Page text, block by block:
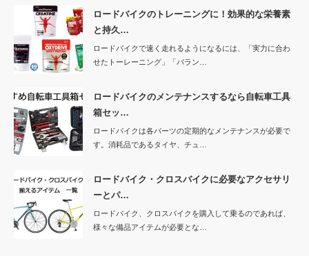
ロードバイクのトレーニングに！効果的な栄養素
と持久…
ロードバイクで速く走れるようになるには、「実力に合わ
せたトーレーニング」「バラン…
ロードバイクのメンテナンスするなら自転車工具
箱セッ…
ロードバイクは各パーツの定期的なメンテナンスが必要で
す。消耗品であるタイヤ、チュ…
ロードバイク・クロスバイクに必要なアクセサリ
ーとパ…
ロードバイク、クロスバイクを購入して乗るのであれば、
様々な備品アイテムが必要とな…